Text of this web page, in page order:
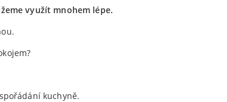
využít mnohem lépe.
kuchyně.